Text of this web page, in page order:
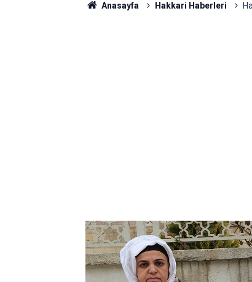
Anasayfa Hakkari Haberleri